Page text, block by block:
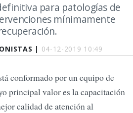
| 04-12-2019 10:49
para patologías de
mínimamente
conformado por un equipo de
principal valor es la capacitación
calidad de atención al